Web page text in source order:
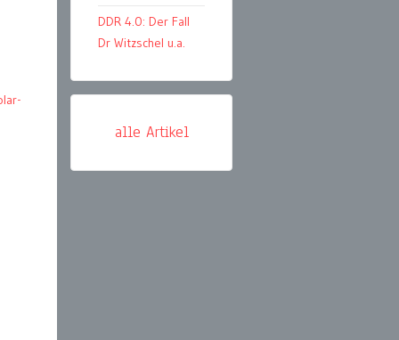
DDR 4.0: Der Fall
Dr Witzschel u.a.
alle Artikel